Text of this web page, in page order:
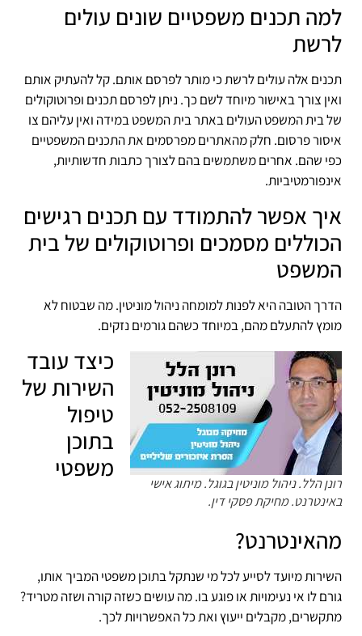
למה תכנים משפטיים שונים עולים
לרשת
תכנים אלה עולים לרשת כי מותר לפרסם אותם. קל להעתיק אותם
ואין צורך באישור מיוחד לשם כך. ניתן לפרסם תכנים ופרוטוקולים
של בית המשפט העולים באתר בית המשפט במידה ואין עליהם צו
איסור פרסום. חלק מהאתרים מפרסמים את התכנים המשפטיים
כפי שהם. אחרים משתמשים בהם לצורך כתבות חדשותיות,
אינפורמטיביות.
איך אפשר להתמודד עם תכנים רגישים
הכוללים מסמכים ופרוטוקולים של בית
המשפט
הדרך הטובה היא לפנות למומחה ניהול מוניטין. מה שבטוח לא
מומץ להתעלם מהם, במיוחד כשהם גורמים נזקים.
רונן הלל. ניהול מוניטין בגוגל. מיתוג אישי
באינטרנט. מחיקת פסקי דין.
כיצד עובד
השירות של
טיפול
בתוכן
משפטי
מהאינטרנט?
השירות מיועד לסייע לכל מי שנתקל בתוכן משפטי המביך אותו,
גורם לו אי נעימויות או פוגע בו. מה עושים כשזה קורה ושזה מטריד?
מתקשרים, מקבלים ייעוץ ואת כל האפשרויות לכך.